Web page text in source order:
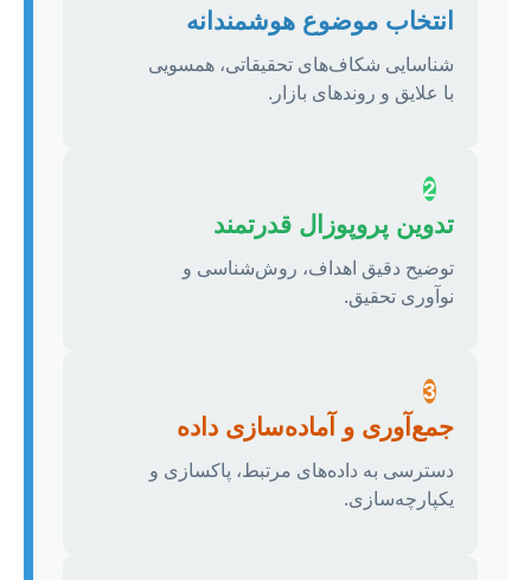
انتخاب موضوع هوشمندانه
شناسایی شکاف‌های تحقیقاتی، همسویی
با علایق و روندهای بازار.
2
تدوین پروپوزال قدرتمند
توضیح دقیق اهداف، روش‌شناسی و
نوآوری تحقیق.
3
جمع‌آوری و آماده‌سازی داده
دسترسی به داده‌های مرتبط، پاکسازی و
یکپارچه‌سازی.